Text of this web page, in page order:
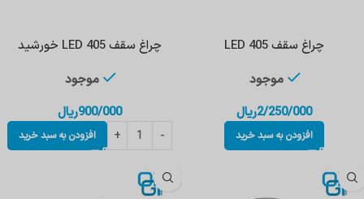
چراغ سقف LED 405
موجود
2/250/000ریال
افزودن به سبد خرید
چراغ سقف LED 405 خورشید
موجود
900/000ریال
افزودن به سبد خرید